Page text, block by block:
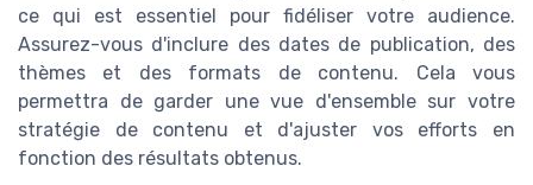
ce qui est essentiel pour fidéliser votre audience.
Assurez-vous d'inclure des dates de publication, des
thèmes et des formats de contenu. Cela vous
permettra de garder une vue d'ensemble sur votre
stratégie de contenu et d'ajuster vos efforts en
fonction des résultats obtenus.